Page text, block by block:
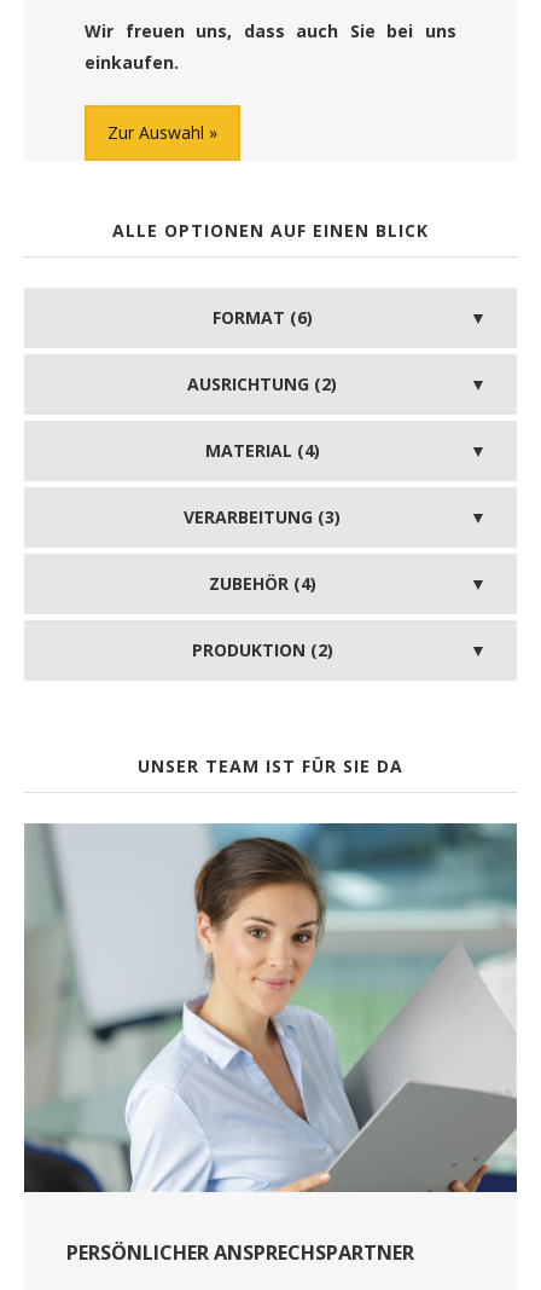
Wir freuen uns, dass auch Sie bei uns
einkaufen.
Zur Auswahl
ALLE OPTIONEN AUF EINEN BLICK
FORMAT (6)
AUSRICHTUNG (2)
MATERIAL (4)
VERARBEITUNG (3)
ZUBEHÖR (4)
PRODUKTION (2)
UNSER TEAM IST FÜR SIE DA
PERSÖNLICHER ANSPRECHSPARTNER